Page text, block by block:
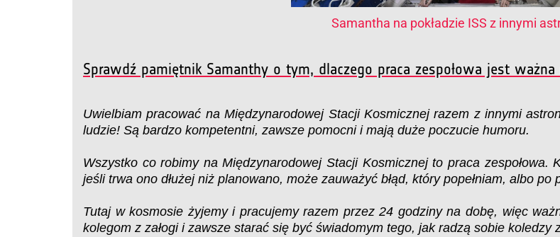
Samantha na pokładzie ISS z innymi
Sprawdź pamiętnik Samanthy o tym, dlaczego praca zespołowa jest ważna
Uwielbiam pracować na Międzynarodowej Stacji Kosmicznej razem z innymi
ludzie! Są bardzo kompetentni, zawsze pomocni i mają duże poczucie humoru.
Wszystko co robimy na Międzynarodowej Stacji Kosmicznej to praca zespołowa.
jeśli trwa ono dłużej niż planowano, może zauważyć błąd, który popełniam, albo
Tutaj w kosmosie żyjemy i pracujemy razem przez 24 godziny na dobę, więc
kolegom z załogi i zawsze starać się być świadomym tego, jak radzą sobie koledzy z